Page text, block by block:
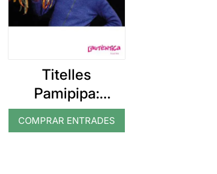
Titelles
Pamipipa:
Patufet, on ets?
COMPRAR ENTRADES